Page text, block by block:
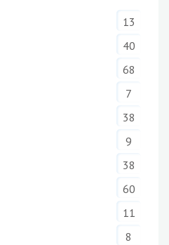
13
40
68
7
38
9
38
60
11
8